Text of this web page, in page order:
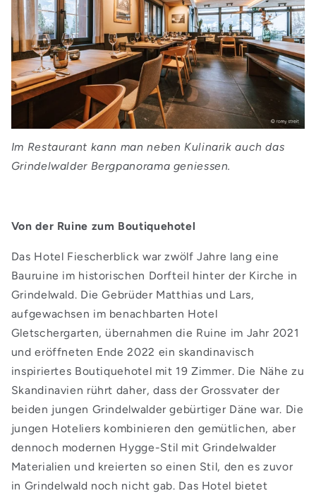
Im Restaurant kann man neben Kulinarik auch das
Grindelwalder Bergpanorama geniessen.
Von der Ruine zum Boutiquehotel
Das Hotel Fiescherblick war zwölf Jahre lang eine
Bauruine im historischen Dorfteil hinter der Kirche in
Grindelwald. Die Gebrüder Matthias und Lars,
aufgewachsen im benachbarten Hotel
Gletschergarten, übernahmen die Ruine im Jahr 2021
und eröffneten Ende 2022 ein skandinavisch
inspiriertes Boutiquehotel mit 19 Zimmer. Die Nähe zu
Skandinavien rührt daher, dass der Grossvater der
beiden jungen Grindelwalder gebürtiger Däne war. Die
jungen Hoteliers kombinieren den gemütlichen, aber
dennoch modernen Hygge-Stil mit Grindelwalder
Materialien und kreierten so einen Stil, den es zuvor
in Grindelwald noch nicht gab. Das Hotel bietet